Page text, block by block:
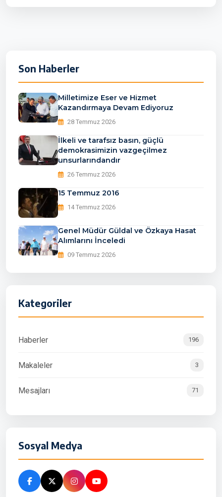
Son Haberler
Milletimize Eser ve Hizmet
Kazandırmaya Devam Ediyoruz
28 Temmuz 2026
İlkeli ve tarafsız basın, güçlü
demokrasimizin vazgeçilmez
unsurlarındandır
26 Temmuz 2026
15 Temmuz 2016
14 Temmuz 2026
Genel Müdür Güldal ve Özkaya Hasat
Alımlarını İnceledi
09 Temmuz 2026
Kategoriler
Haberler 196
Makaleler 3
Mesajları 71
Sosyal Medya